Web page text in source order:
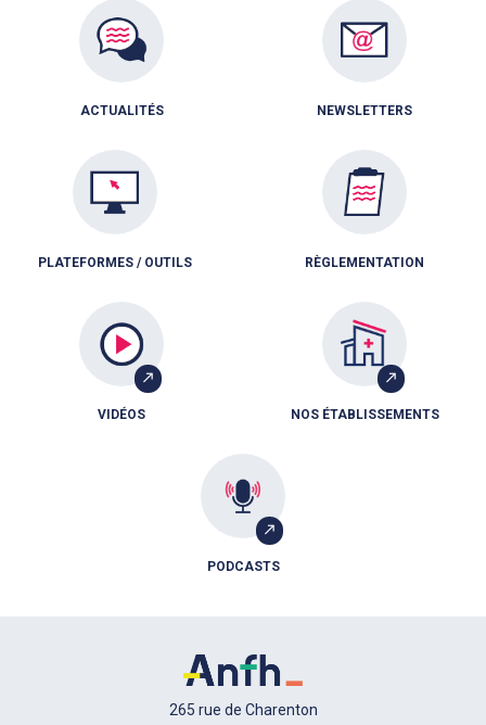
ACTUALITÉS NEWSLETTERS
PLATEFORMES / OUTILS RÈGLEMENTATION
VIDÉOS NOS ÉTABLISSEMENTS
PODCASTS
265 rue de Charenton